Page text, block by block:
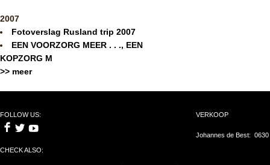
2007
Fotoverslag Rusland trip 2007
EEN VOORZORG MEER . . ., EEN
KOPZORG M
>> meer
FOLLOW US:
CHECK ALSO:
VERKOOP
Johannes de Best: 0630